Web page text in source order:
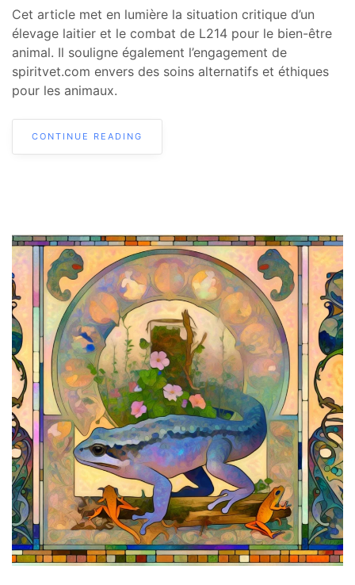
Cet article met en lumière la situation critique d’un
élevage laitier et le combat de L214 pour le bien-être
animal. Il souligne également l’engagement de
spiritvet.com envers des soins alternatifs et éthiques
pour les animaux.
CONTINUE READING